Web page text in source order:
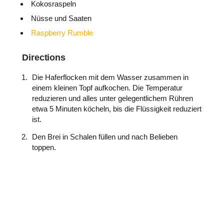
Kokosraspeln
Nüsse und Saaten
Raspberry Rumble
Directions
Die Haferflocken mit dem Wasser zusammen in
einem kleinen Topf aufkochen. Die Temperatur
reduzieren und alles unter gelegentlichem Rühren
etwa 5 Minuten köcheln, bis die Flüssigkeit reduziert
ist.
Den Brei in Schalen füllen und nach Belieben
toppen.